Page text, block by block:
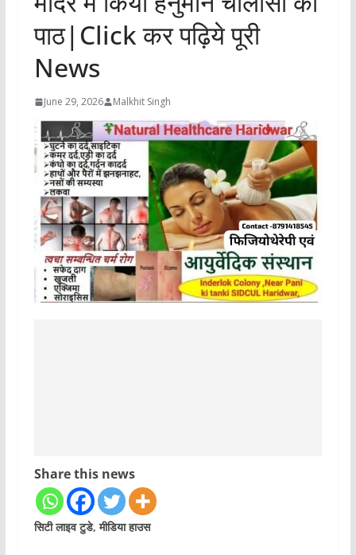
पाठ|Click कर पढ़िये पूरी
News
June 29, 2026 Malkhit Singh
Share this news
सिटी लाइव टुडे, मीडिया हाउस